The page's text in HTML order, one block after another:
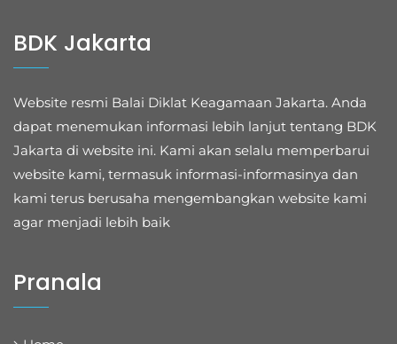
BDK Jakarta
Website resmi Balai Diklat Keagamaan Jakarta. Anda
dapat menemukan informasi lebih lanjut tentang BDK
Jakarta di website ini. Kami akan selalu memperbarui
website kami, termasuk informasi-informasinya dan
kami terus berusaha mengembangkan website kami
agar menjadi lebih baik
Pranala